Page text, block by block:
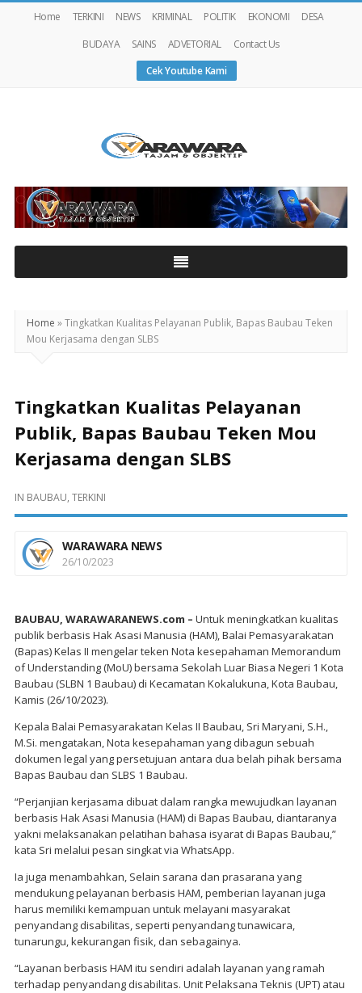
Home TERKINI NEWS KRIMINAL POLITIK EKONOMI
DESA
BUDAYA
SAINS ADVETORIAL
Contact Us
Cek Youtube Kami
Home »Tingkatkan Kualitas Pelayanan Publik, Bapas Baubau Teken
Mou Kerjasama dengan SLBS
Tingkatkan Kualitas Pelayanan
Publik, Bapas Baubau Teken Mou
Kerjasama dengan SLBS
IN BAUBAU, TERKINI
WARAWARA NEWS
26/10/2023
BAUBAU, WARAWARANEWS.com – Untuk meningkatkan kualitas
publik berbasis Hak Asasi Manusia (HAM), Balai Pemasyarakatan
(Bapas) Kelas II mengelar teken Nota kesepahaman Memorandum
of Understanding (MoU) bersama Sekolah Luar Biasa Negeri 1 Kota
Baubau (SLBN 1 Baubau) di Kecamatan Kokalukuna, Kota Baubau,
Kamis (26/10/2023).
Kepala Balai Pemasyarakatan Kelas II Baubau, Sri Maryani, S.H.,
M.Si. mengatakan, Nota kesepahaman yang dibagun sebuah
dokumen legal yang persetujuan antara dua belah pihak bersama
Bapas Baubau dan SLBS 1 Baubau.
“Perjanjian kerjasama dibuat dalam rangka mewujudkan layanan
berbasis Hak Asasi Manusia (HAM) di Bapas Baubau, diantaranya
yakni melaksanakan pelatihan bahasa isyarat di Bapas Baubau,”
kata Sri melalui pesan singkat via WhatsApp.
Ia juga menambahkan, Selain sarana dan prasarana yang
mendukung pelayanan berbasis HAM, pemberian layanan juga
harus memiliki kemampuan untuk melayani masyarakat
penyandang disabilitas, seperti penyandang tunawicara,
tunarungu, kekurangan fisik, dan sebagainya.
“Layanan berbasis HAM itu sendiri adalah layanan yang ramah
terhadap penyandang disabilitas. Unit Pelaksana Teknis (UPT) atau